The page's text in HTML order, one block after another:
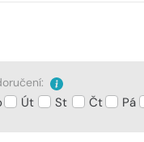
Út St Čt Pá